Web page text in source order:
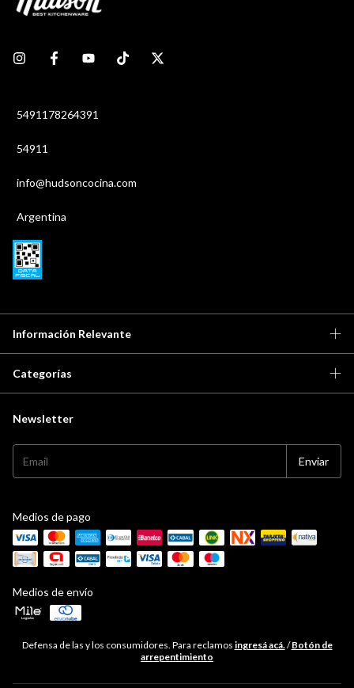
5491178264391
54911
info@hudsoncocina.com
Argentina
Información Relevante
Categorías
Newsletter
Medios de pago
Medios de envío
Defensa de las y los consumidores. Para reclamos ingresá acá./ Botón de
arrepentimiento